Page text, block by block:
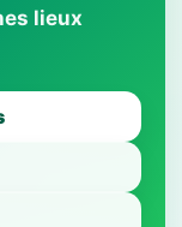
lieux